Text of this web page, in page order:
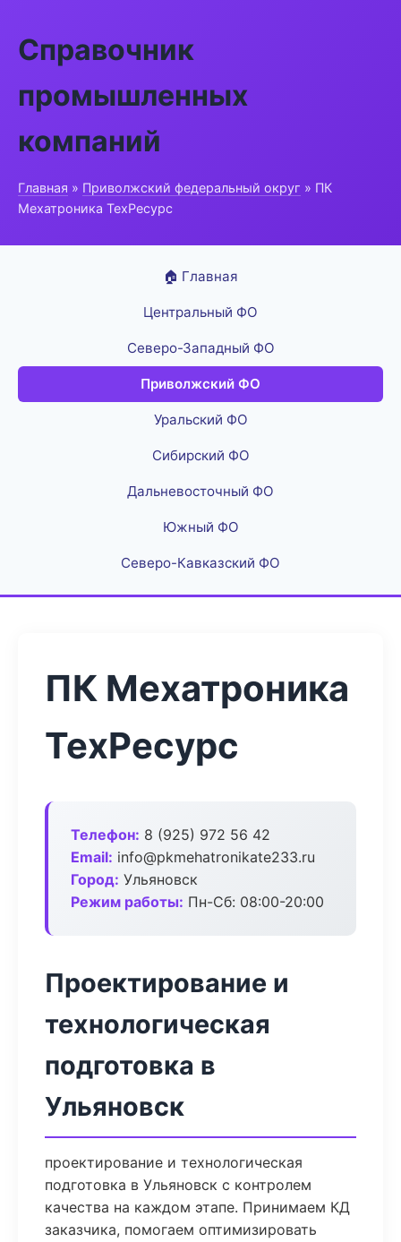
Справочник
промышленных
компаний
Главная » Приволжский федеральный округ » ПК
Мехатроника ТехРесурс
🏠 Главная
Центральный ФО
Северо-Западный ФО
Приволжский ФО
Уральский ФО
Сибирский ФО
Дальневосточный ФО
Южный ФО
Северо-Кавказский ФО
ПК Мехатроника
ТехРесурс
Телефон: 8 (925) 972 56 42
Email: info@pkmehatronikate233.ru
Город: Ульяновск
Режим работы: Пн-Сб: 08:00-20:00
Проектирование и
технологическая
подготовка в
Ульяновск
проектирование и технологическая
подготовка в Ульяновск с контролем
качества на каждом этапе. Принимаем КД
заказчика, помогаем оптимизировать